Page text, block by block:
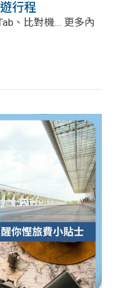
行程
、比對機... 更多內